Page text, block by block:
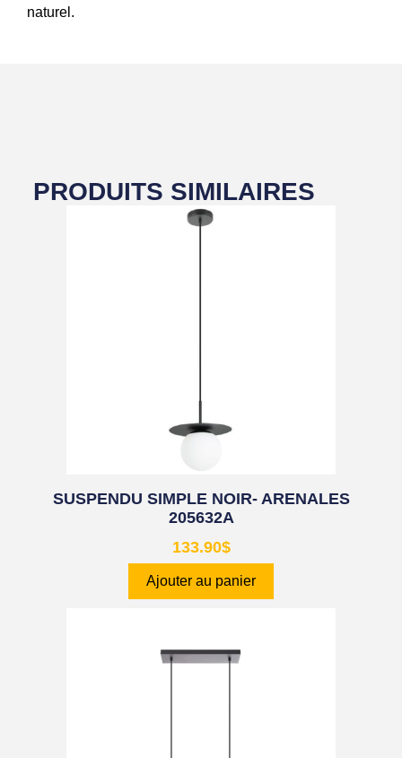
naturel.
PRODUITS SIMILAIRES
SUSPENDU SIMPLE NOIR- ARENALES
205632A
133.90$
Ajouter au panier